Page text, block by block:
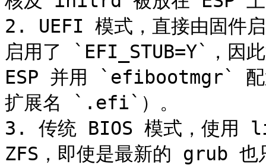
2. UEFI 模式，直接由固件
启用了 `EFI_STUB=Y`，
ESP 并用 `efibootmgr` 配
扩展名 `.efi`）。
3. 传统 BIOS 模式，使
ZFS，即使是最新的 grub 也